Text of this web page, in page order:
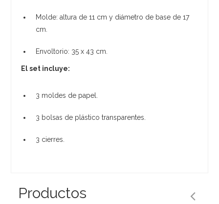
Molde: altura de 11 cm y diámetro de base de 17
cm.
Envoltorio: 35 x 43 cm.
El set incluye:
3 moldes de papel.
3 bolsas de plástico transparentes.
3 cierres.
Productos